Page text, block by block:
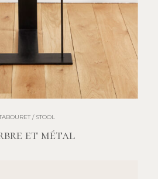
/ STOOL
et métal